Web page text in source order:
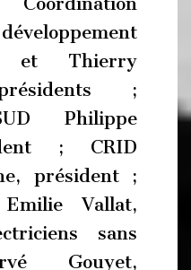
et Thierry
;
Philippe
; CRID
président ;
Vallat,
sans
Gouyet,